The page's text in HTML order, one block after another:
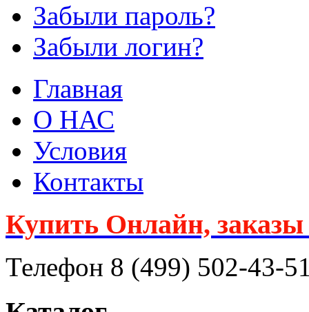
Забыли пароль?
Забыли логин?
Главная
О НАС
Условия
Контакты
Купить Онлайн, заказы
Телефон 8 (499) 502-43-